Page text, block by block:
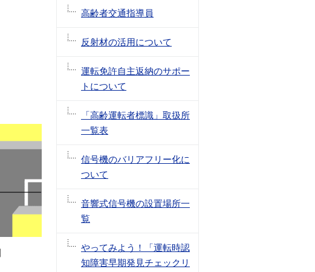
高齢者交通指導員
反射材の活用について
運転免許自主返納のサポー
トについて
「高齢運転者標識」取扱所
一覧表
信号機のバリアフリー化に
ついて
音響式信号機の設置場所一
覧
やってみよう！「運転時認
知障害早期発見チェックリ